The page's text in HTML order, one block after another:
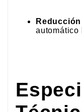
automático